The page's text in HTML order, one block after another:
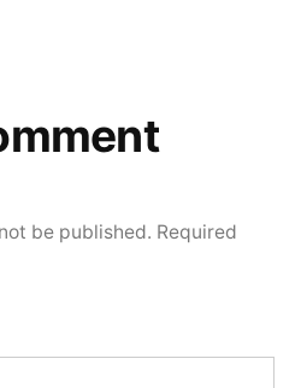
be published. Required